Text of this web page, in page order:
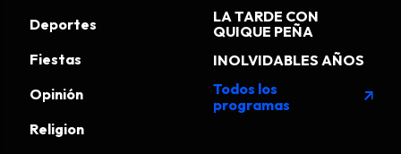
Deportes
Fiestas
Opinión
Religion
LA TARDE CON
QUIQUE PEÑA
INOLVIDABLES AÑOS
Todos los
programas
arrow_outward